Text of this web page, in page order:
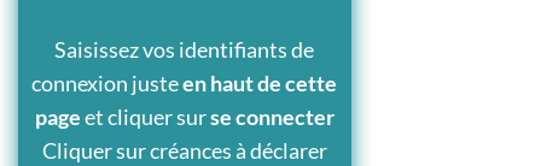
Saisissez vos identifiants de
connexion justeen haut de cette
pageet cliquer surse connecter
Cliquer sur créances à déclarer